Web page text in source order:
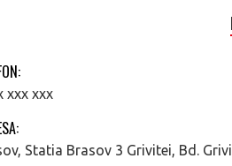
xxx xxx
Statia Brasov 3 Grivitei, Bd.